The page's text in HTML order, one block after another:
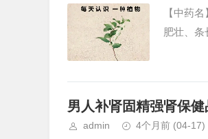
【中药
肥壮、
男人补肾固精强肾保
admin 4个月前 (04-17)